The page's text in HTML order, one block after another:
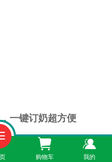
一键订奶超方便
小程序，进入后自
购物车 我的